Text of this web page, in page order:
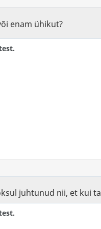
enam ühikut?
juhtunud nii, et kui